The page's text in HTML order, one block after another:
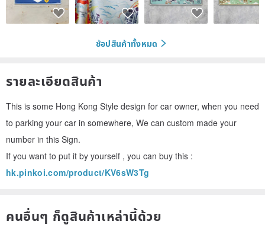
ช้อปสินค้าทั้งหมด
รายละเอียดสินค้า
This is some Hong Kong Style design for car owner, when you need
to parking your car in somewhere, We can custom made your
number in this Sign.
If you want to put it by yourself , you can buy this :
hk.pinkoi.com/product/KV6sW3Tg
คนอื่นๆ ก็ดูสินค้าเหล่านี้ด้วย